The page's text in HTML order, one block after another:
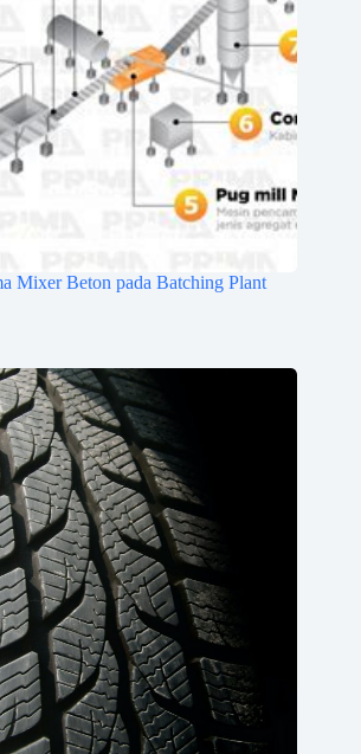
Mixer Beton pada Batching Plant